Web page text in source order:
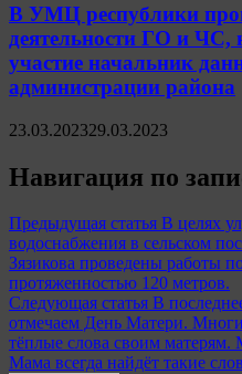
В УМЦ республики
деятельности ГО и ЧС,
участие начальник
администрации района
23.03.202329.03.2023
Навигация по
Предыдущая статья В целях
водоснабжения в сельском
Зязикова проведены работы
протяженностью 120 метров.
Следующая статья В
отмечаем День Матери.
тёплые слова своим
Мама всегда найдёт такие